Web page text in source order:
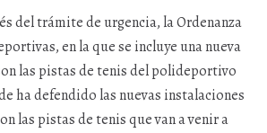
del trámite de urgencia, la Ordenanza
en la que se incluye una nueva
las pistas de tenis del polideportivo
ha defendido las nuevas instalaciones
las pistas de tenis que van a venir a